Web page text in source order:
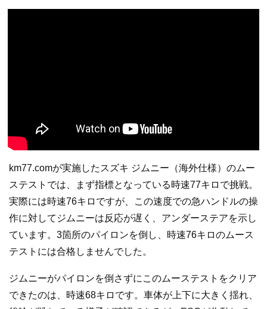
km77.comが実施したスズキ ジムニー（海外仕様）のムー
ステストでは、まず指標となっている時速77キロで挑戦。
実際には時速76キロですが、この速度での急ハンドルの操
作に対してジムニーは反応が遅く、アンダーステアを示し
ています。3箇所のパイロンを倒し、時速76キロのムース
テストには合格しませんでした。
ジムニーがパイロンを倒さずにこのムーステストをクリア
できたのは、時速68キロです。車体が上下に大きく揺れ、